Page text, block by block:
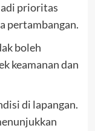
prioritas
pertambangan.
boleh
keamanan dan
di lapangan.